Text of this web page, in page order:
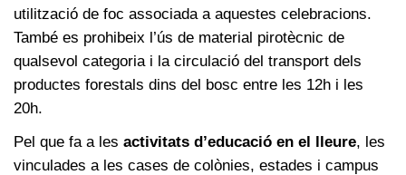
utilització de foc associada a aquestes celebracions.
També es prohibeix l’ús de material pirotècnic de
qualsevol categoria i la circulació del transport dels
productes forestals dins del bosc entre les 12h i les
20h.
Pel que fa a les activitats d’educació en el lleure, les
vinculades a les cases de colònies, estades i campus